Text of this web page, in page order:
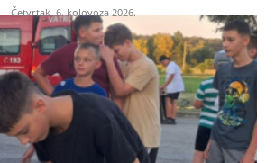
Četvrtak, 6. kolovoza 2026.